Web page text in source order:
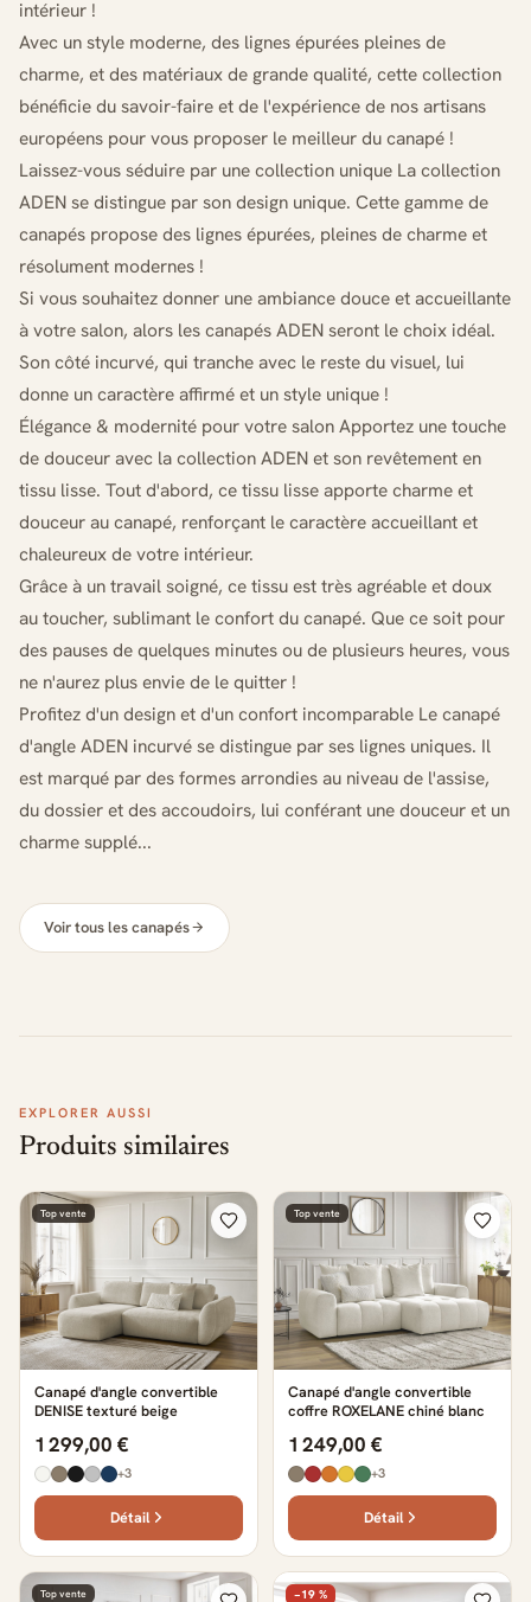
intérieur !
Avec un style moderne, des lignes épurées pleines de
charme, et des matériaux de grande qualité, cette collection
bénéficie du savoir-faire et de l'expérience de nos artisans
européens pour vous proposer le meilleur du canapé !
Laissez-vous séduire par une collection unique La collection
ADEN se distingue par son design unique. Cette gamme de
canapés propose des lignes épurées, pleines de charme et
résolument modernes !
Si vous souhaitez donner une ambiance douce et accueillante
à votre salon, alors les canapés ADEN seront le choix idéal.
Son côté incurvé, qui tranche avec le reste du visuel, lui
donne un caractère affirmé et un style unique !
Élégance & modernité pour votre salon Apportez une touche
de douceur avec la collection ADEN et son revêtement en
tissu lisse. Tout d'abord, ce tissu lisse apporte charme et
douceur au canapé, renforçant le caractère accueillant et
chaleureux de votre intérieur.
Grâce à un travail soigné, ce tissu est très agréable et doux
au toucher, sublimant le confort du canapé. Que ce soit pour
des pauses de quelques minutes ou de plusieurs heures, vous
ne n'aurez plus envie de le quitter !
Profitez d'un design et d'un confort incomparable Le canapé
d'angle ADEN incurvé se distingue par ses lignes uniques. Il
est marqué par des formes arrondies au niveau de l'assise,
du dossier et des accoudoirs, lui conférant une douceur et un
charme supplé...
Voir tous les canapés
EXPLORER AUSSI
Produits similaires
Top vente
Canapé d'angle convertible
DENISE texturé beige
1 299,00 €
+3
Détail
Top vente
Canapé d'angle convertible
coffre ROXELANE chiné blanc
1 249,00 €
+3
Détail
Top vente −19 %